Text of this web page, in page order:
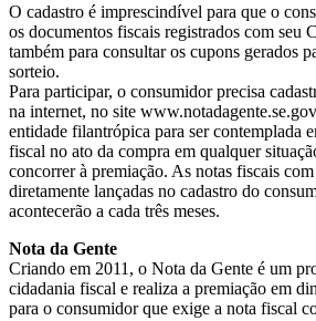
O cadastro é imprescindível para que o
os documentos fiscais registrados com seu
também para consultar os cupons gerados
sorteio.
Para participar, o consumidor precisa
na internet, no site
entidade filantrópica para ser contemplada
fiscal no ato da compra em qualquer
concorrer à premiação. As notas fiscais
diretamente lançadas no cadastro do
acontecerão a cada três meses.
Nota da Gente
Criando em 2011, o Nota da Gente é um
cidadania fiscal e realiza a premiação em
para o consumidor que exige a nota fiscal